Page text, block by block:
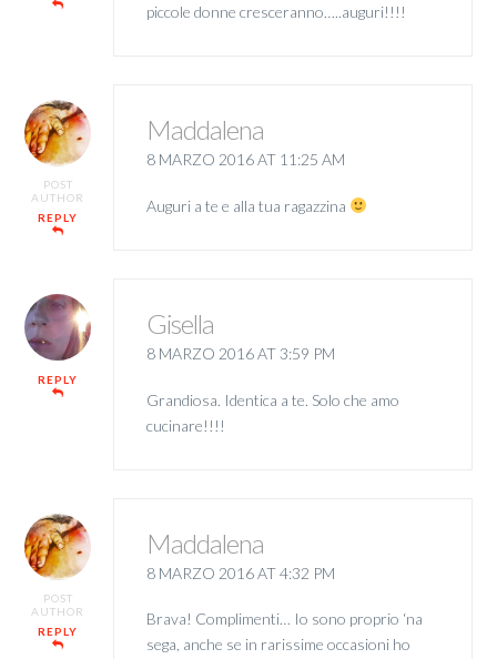
piccole donne cresceranno…..auguri!!!!
POST
AUTHOR
REPLY
Maddalena
8 MARZO 2016 AT 11:25 AM
Auguri a te e alla tua ragazzina
REPLY
Gisella
8 MARZO 2016 AT 3:59 PM
Grandiosa. Identica a te. Solo che amo
cucinare!!!!
POST
AUTHOR
REPLY
Maddalena
8 MARZO 2016 AT 4:32 PM
Brava! Complimenti… Io sono proprio ‘na
sega, anche se in rarissime occasioni ho